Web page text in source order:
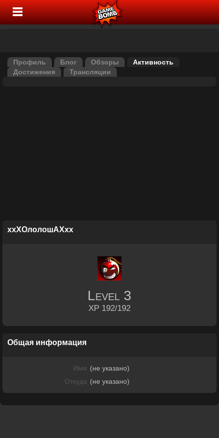
Профиль Блог Обзоры
Активность
Достижения
Трансляции
ххХОлолошАХхх
Level 3
XP 192/192
Общая информация
Имя (не указано)
Откуда (не указано)